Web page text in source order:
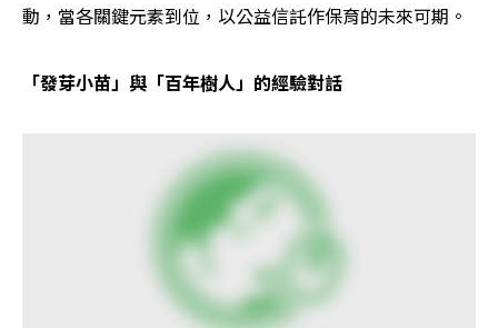
動，當各關鍵元素到位，以公益信託作保育的未來可期。
「發芽小苗」與「百年樹人」的經驗對話